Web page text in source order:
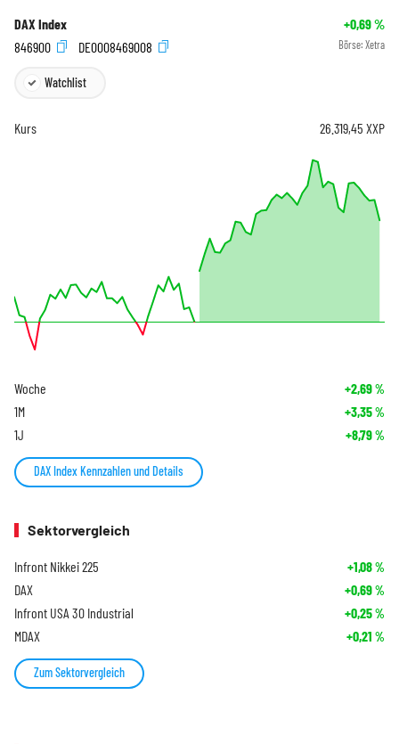
DAX Index +0,69%
846900
DE0008469008 Börse: Xetra
Watchlist
Kurs 26.319,45 XXP
Woche +2,69%
1M +3,35%
1J +8,79%
DAX Index Kennzahlen und Details
Sektorvergleich
Infront Nikkei 225 +1,08%
DAX +0,69%
Infront USA 30 Industrial +0,25%
MDAX +0,21 %
Zum Sektorvergleich